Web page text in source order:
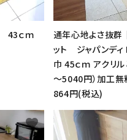
43ｃｍ
通年心地よさ抜群
ット ジャパンディ
巾 45ｃｍ アクリ
～5040円）加工無
864円(税込)
favorite